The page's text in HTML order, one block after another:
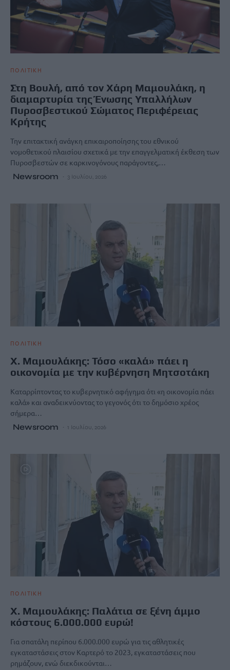
ΠΟΛΙΤΙΚΗ
Στη Βουλή, από τον Χάρη Μαμουλάκη, η
διαμαρτυρία της Ένωσης Υπαλλήλων
Πυροσβεστικού Σώματος Περιφέρειας
Κρήτης
Την επιτακτική ανάγκη επικαιροποίησης του εθνικού
νομοθετικού πλαισίου σχετικά με την επαγγελματική έκθεση των
Πυροσβεστών σε καρκινογόνους παράγοντες,…
Newsroom 3 Ιουλίου, 2026
ΠΟΛΙΤΙΚΗ
Χ. Μαμουλάκης: Τόσο «καλά» πάει η
οικονομία με την κυβέρνηση Μητσοτάκη
Καταρρίπτοντας το κυβερνητικό αφήγημα ότι «η οικονομία πάει
καλά» και αναδεικνύοντας το γεγονός ότι το δημόσιο χρέος
σήμερα…
Newsroom 1 Ιουλίου, 2026
ΠΟΛΙΤΙΚΗ
Χ. Μαμουλάκης: Παλάτια σε ξένη άμμο
κόστους 6.000.000 ευρώ!
Για σπατάλη περίπου 6.000.000 ευρώ για τις αθλητικές
εγκαταστάσεις στον Καρτερό το 2023, εγκαταστάσεις που
ρημάζουν, ενώ διεκδικούνται…